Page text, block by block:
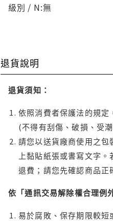
級別 / N:無
退貨說明
退貨須知：
依照消費者保護法的規
(不得有刮傷、破損、受
請您以送貨廠商使用之
上黏貼紙張或書寫文字
退費；請您先確認商品正
依「通訊交易解除權合理例
易於腐敗、保存期限較